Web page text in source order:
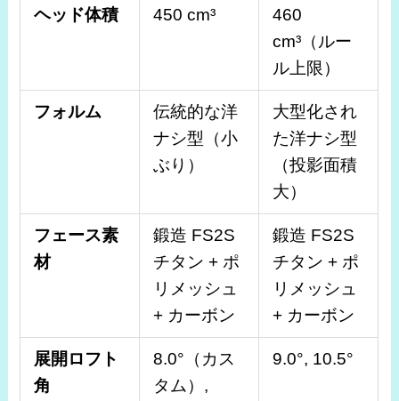
ヘッド体積 450 cm³
460
cm³（ルー
ル上限）
フォルム
伝統的な洋
ナシ型（小
ぶり）
大型化され
た洋ナシ型
（投影面積
大）
フェース素
材
鍛造 FS2S
チタン + ポ
リメッシュ
+ カーボン
鍛造 FS2S
チタン + ポ
リメッシュ
+ カーボン
展開ロフト
角
8.0°（カス
タム）,
9.0°, 10.5°